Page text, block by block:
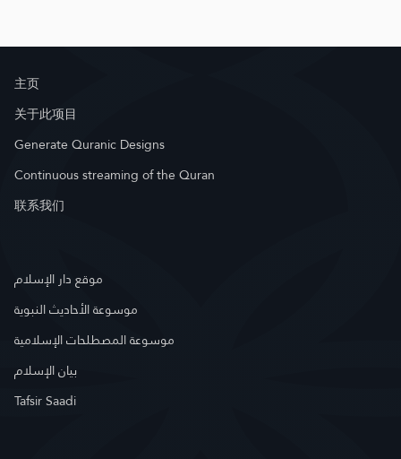
主页
关于此项目
Generate Quranic Designs
Continuous streaming of the Quran
联系我们
موقع دار الإسلام
موسوعة الأحاديث النبوية
موسوعة المصطلحات الإسلامية
بيان الإسلام
Tafsir Saadi